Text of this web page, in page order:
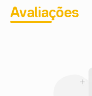
Avaliações